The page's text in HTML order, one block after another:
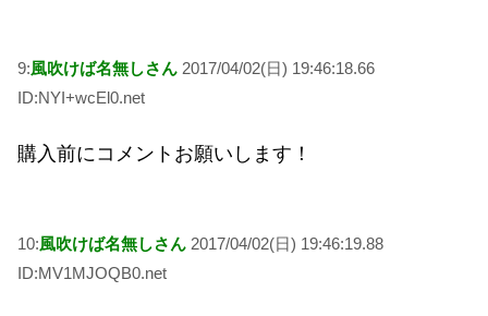
9:風吹けば名無しさん 2017/04/02(日) 19:46:18.66
ID:NYI+wcEl0.net
購入前にコメントお願いします！
10:風吹けば名無しさん 2017/04/02(日) 19:46:19.88
ID:MV1MJOQB0.net